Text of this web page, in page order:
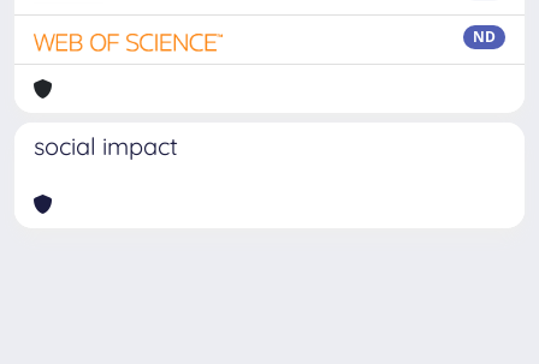
ND
social impact